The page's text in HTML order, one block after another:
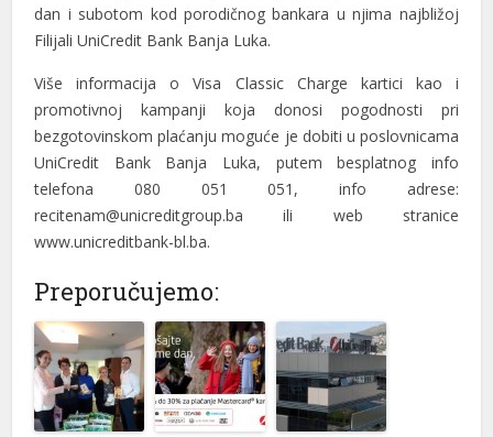
dan i subotom kod porodičnog bankara u njima najbližoj
Filijali UniCredit Bank Banja Luka.
Više informacija o Visa Classic Charge kartici kao i
promotivnoj kampanji koja donosi pogodnosti pri
bezgotovinskom plaćanju moguće je dobiti u poslovnicama
UniCredit Bank Banja Luka, putem besplatnog info
telefona 080 051 051, info adrese:
recitenam@unicreditgroup.ba ili web stranice
www.unicreditbank-bl.ba.
Preporučujemo: